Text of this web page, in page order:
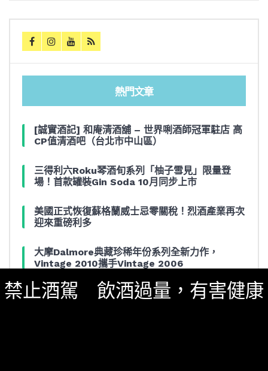
熱門文章
[誠實酒記] 和庵清酒舖 – 世界唎酒師冠軍駐店 高
CP值清酒吧（台北市中山區）
三得利六Roku琴酒旬系列「柚子雪見」限量登
場！首款罐裝Gin Soda 10月同步上市
美國正式恢復蘇格蘭威士忌零關稅！烈酒產業再次
迎來重磅利多
大摩Dalmore典藏珍稀年份系列全新力作，
Vintage 2010攜手Vintage 2006
ABSOLUT 攜手 TABASCO® 重磅跨界，辣味伏
禁止酒駕 飲酒過量，有害健康